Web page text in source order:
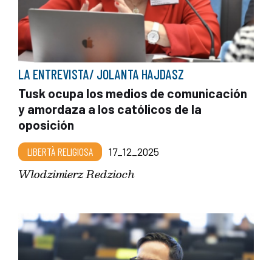
LA ENTREVISTA/ JOLANTA HAJDASZ
Tusk ocupa los medios de comunicación
y amordaza a los católicos de la
oposición
LIBERTÀ RELIGIOSA 17_12_2025
Wlodzimierz Redzioch